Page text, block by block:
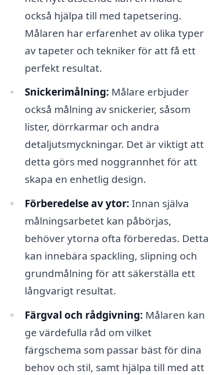
också hjälpa till med tapetsering.
Målaren har erfarenhet av olika typer
av tapeter och tekniker för att få ett
perfekt resultat.
Snickerimålning: Målare erbjuder
också målning av snickerier, såsom
lister, dörrkarmar och andra
detaljutsmyckningar. Det är viktigt att
detta görs med noggrannhet för att
skapa en enhetlig design.
Förberedelse av ytor: Innan själva
målningsarbetet kan påbörjas,
behöver ytorna ofta förberedas. Detta
kan innebära spackling, slipning och
grundmålning för att säkerställa ett
långvarigt resultat.
Färgval och rådgivning: Målaren kan
ge värdefulla råd om vilket
färgschema som passar bäst för dina
behov och stil, samt hjälpa till med att